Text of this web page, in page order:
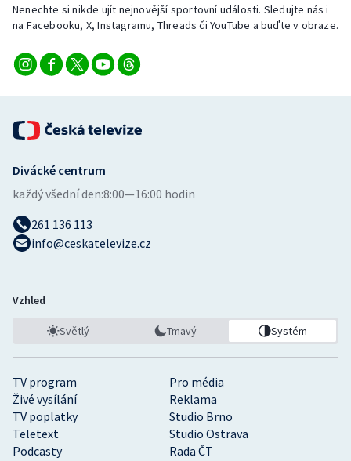
Nenechte si nikde ujít nejnovější sportovní události. Sledujte nás i
na Facebooku, X, Instagramu, Threads či YouTube a buďte v obraze.
TV program
Pro média
Živé vysílání
Reklama
TV poplatky
Studio Brno
Teletext
Studio Ostrava
Podcasty
Rada ČT
Divácké centrum
každý všední den:8:00—16:00 hodin
261 136 113
info@ceskatelevize.cz
Vzhled
Světlý Tmavý Systém